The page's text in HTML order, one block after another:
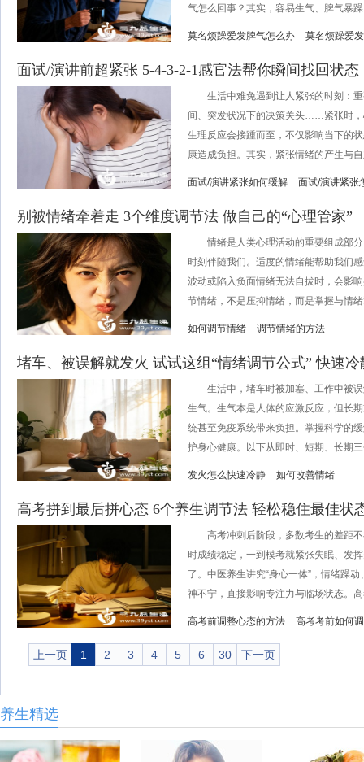
气怎么回事？其实，容易生气、脾气暴
莫名烦躁爱发脾气怎么办 莫名烦躁爱
面试/演讲前超紧张 5-4-3-2-1感官法帮你瞬间找回状态
生活中难免遇到让人紧张的时刻：重
间、突发状况下的决策关头……紧张时
生理反应会接踵而至，不仅影响当下的
康造成负担。其实，紧张情绪的产生与
面试/演讲紧张如何缓解 面试/演讲紧张
别被情绪牵着走 3个维度调节法 做自己的“心理管家”
情绪是人类心理活动的重要组成部分
时刻伴随我们。适度的情绪能帮助我们
波动或陷入负面情绪无法自拔时，会影
节情绪，不是压抑情绪，而是掌握与情
如何调节情绪 调节情绪的方法
堵车、被误解就发火 试试这组“情绪调节公式” 快速
生活中，堵车时被加塞、工作中被误
生气。生气本是人体的应激反应，但长
统甚至免疫系统带来负担。掌握科学的
护身心健康。以下从即时、短期、长期
发火怎么快速冷静 如何改善情绪
高考拼到最后拼心态 6个养生调节法 轻松稳住最佳状
高考冲刺后阶段，多数考生的差距不
时成绩稳定，一到模考就紧张失眠、发
了。中医养生讲究“身心一体”，情绪躁
神不宁，直接影响专注力与临场状态。
高考前调整心态的方法 高考考前如何
上一页 1 2 3 4 5 6 30 下一页
养生精选